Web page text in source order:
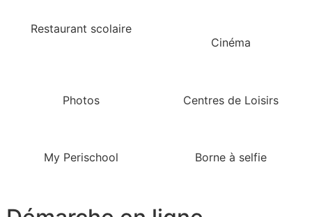
Restaurant scolaire
Cinéma
Photos Centres de Loisirs
My Perischool Borne à selfie